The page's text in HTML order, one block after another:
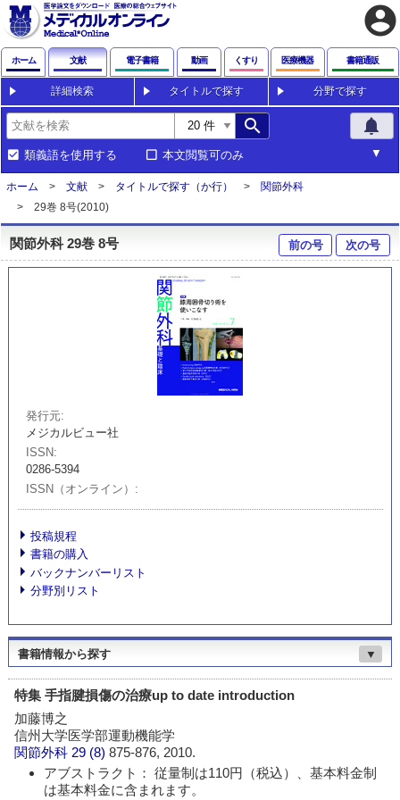
account_circle
ホーム 文献 電子書籍 動画 くすり 医療機器 書籍通販
詳細検索 タイトルで探す 分野で探す
search notifications
類義語を使用する 本文閲覧可のみ
ホーム 文献 タイトルで探す（か行）
関節外科
29巻 8号(2010)
関節外科 29巻 8号 前の号 次の号
発行元
メジカルビュー社
ISSN
0286-5394
ISSN（オンライン）
投稿規程
書籍の購入
バックナンバーリスト
分野別リスト
書籍情報から探す ▼
特集 手指腱損傷の治療up to date introduction
加藤博之
信州大学医学部運動機能学
関節外科 29 (8)875-876, 2010.
アブストラクト： 従量制は110円（税込）、基本料金制
は基本料金に含まれます。